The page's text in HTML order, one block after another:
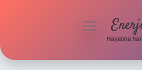
menüyü
Hayatına